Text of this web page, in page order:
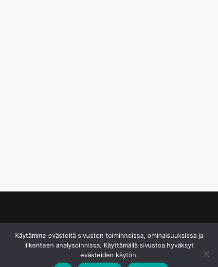
Käytämme evästeitä sivuston toiminnoissa, ominaisuuksissa ja
liikenteen analysoinnissa. Käyttämällä sivustoa hyväksyt
evästeiden käytön.